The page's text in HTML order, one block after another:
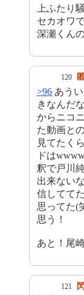
上ふたり
セカオワ
深瀬くん
120
>96 あう
きなんだ
からニコ
た動画と
見てたく
ドは
釈で戸川
出来ない
信してて
思ってた(
思う！
あと！尾
121